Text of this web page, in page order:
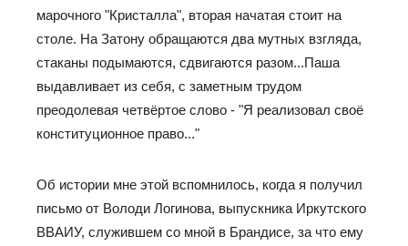
марочного "Кристалла", вторая начатая стоит на
столе. На Затону обращаются два мутных взгляда,
стаканы подымаются, сдвигаются разом...Паша
выдавливает из себя, с заметным трудом
преодолевая четвёртое слово - "Я реализовал своё
конституционное право..."
Об истории мне этой вспомнилось, когда я получил
письмо от Володи Логинова, выпускника Иркутского
ВВАИУ, служившем со мной в Брандисе, за что ему